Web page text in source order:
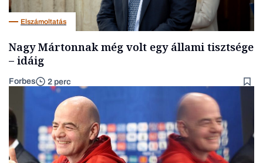
Elszámoltatás
Nagy Mártonnak még volt egy állami tisztsége
– idáig
Forbes 2 perc